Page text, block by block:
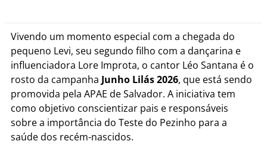
Vivendo um momento especial com a chegada do
pequeno Levi, seu segundo filho com a dançarina e
influenciadora Lore Improta, o cantor Léo Santana é o
rosto da campanha Junho Lilás 2026, que está sendo
promovida pela APAE de Salvador. A iniciativa tem
como objetivo conscientizar pais e responsáveis
sobre a importância do Teste do Pezinho para a
saúde dos recém-nascidos.